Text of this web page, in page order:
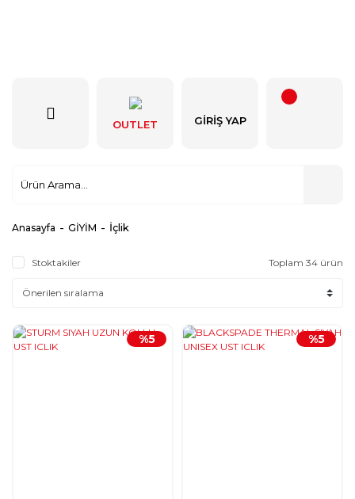
OUTLET GIRIŞ YAP
Anasayfa GİYİM İçlik
Stoktakiler Toplam 34 ürün
%5 %5